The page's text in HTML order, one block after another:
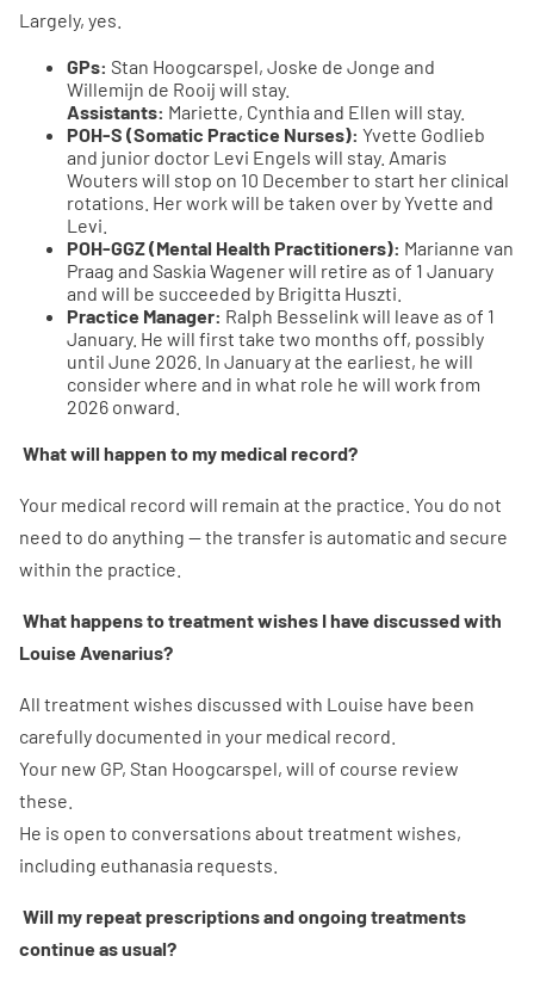
Largely, yes.
GPs: Stan Hoogcarspel, Joske de Jonge and
Willemijn de Rooij will stay.
Assistants: Mariette, Cynthia and Ellen will stay.
POH-S (Somatic Practice Nurses): Yvette Godlieb
and junior doctor Levi Engels will stay. Amaris
Wouters will stop on 10 December to start her clinical
rotations. Her work will be taken over by Yvette and
Levi.
POH-GGZ (Mental Health Practitioners): Marianne van
Praag and Saskia Wagener will retire as of 1 January
and will be succeeded by Brigitta Huszti.
Practice Manager: Ralph Besselink will leave as of 1
January. He will first take two months off, possibly
until June 2026. In January at the earliest, he will
consider where and in what role he will work from
2026 onward.
What will happen to my medical record?
Your medical record will remain at the practice. You do not
need to do anything — the transfer is automatic and secure
within the practice.
What happens to treatment wishes I have discussed with
Louise Avenarius?
All treatment wishes discussed with Louise have been
carefully documented in your medical record.
Your new GP, Stan Hoogcarspel, will of course review
these.
He is open to conversations about treatment wishes,
including euthanasia requests.
Will my repeat prescriptions and ongoing treatments
continue as usual?